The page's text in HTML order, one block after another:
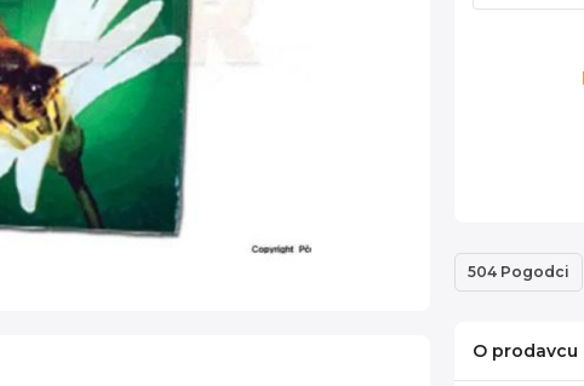
504 Pogodci
O prodavcu